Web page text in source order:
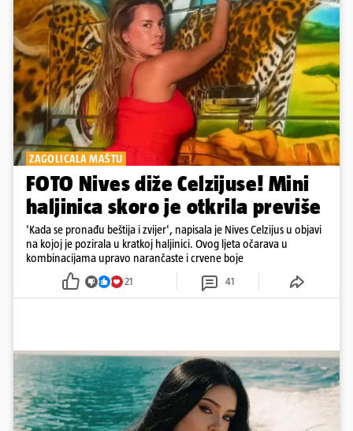
ZAGOLICALA MAŠTU
FOTO Nives diže Celzijuse! Mini
haljinica skoro je otkrila previše
'Kada se pronađu beštija i zvijer', napisala je Nives Celzijus u objavi
na kojoj je pozirala u kratkoj haljinici. Ovog ljeta očarava u
kombinacijama upravo narančaste i crvene boje
21 41